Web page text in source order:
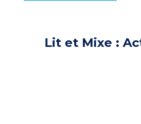
Lit et Mixe :